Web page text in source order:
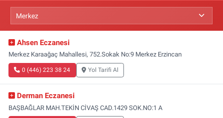
Ahsen Eczanesi
Merkez Karaağaç Mahallesi, 752.Sokak No:9 Merkez Erzincan
0 (446) 223 38 24 Yol Tarifi Al
Derman Eczanesi
BAŞBAĞLAR MAH.TEKİN CİVAŞ CAD.1429 SOK.NO:1 A